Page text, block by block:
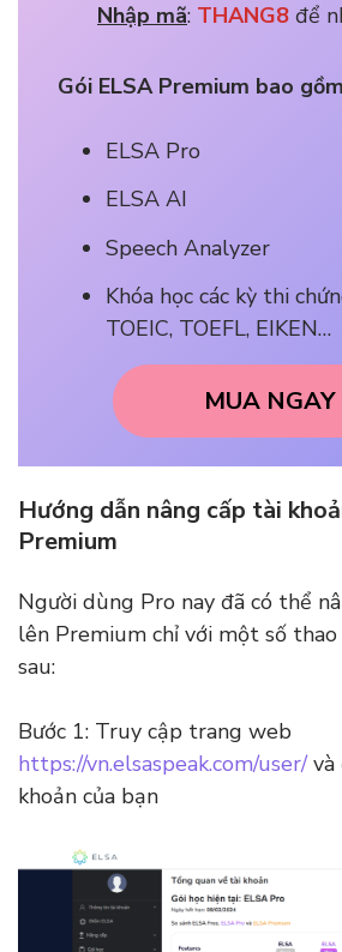
Nhập mã: THANG8 để
Gói ELSA Premium bao
ELSA Pro
ELSA AI
Speech Analyzer
Khóa học các kỳ thi
TOEIC, TOEFL, EIKEN…
MUA NGAY
Hướng dẫn nâng cấp tài
Premium
Người dùng Pro nay đã có thể
lên Premium chỉ với một số
sau:
Bước 1: Truy cập trang web
https://vn.elsaspeak.com/user/và
khoản của bạn